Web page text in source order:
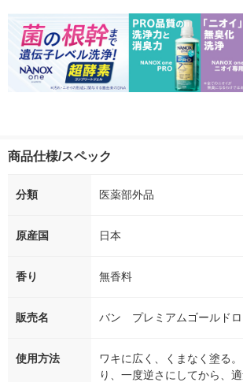
商品仕様/スペック
分類 医薬部外品
原産国 日本
香り 無香料
販売名 バン プレミアムゴールドロ
使用方法
ワキに広く、くまなく塗る
り、一度逆さにしてから、